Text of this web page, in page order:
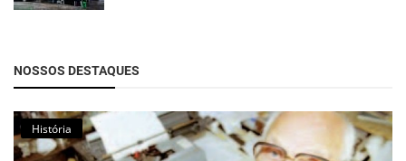
NOSSOS DESTAQUES
História